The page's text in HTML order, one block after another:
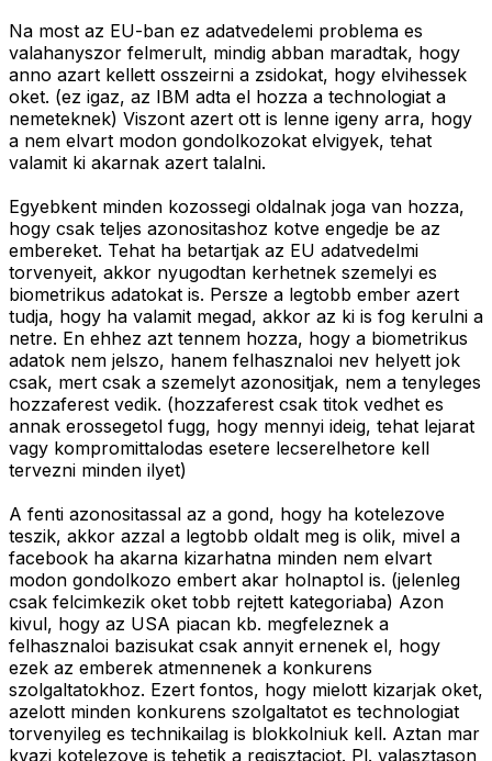
Na most az EU-ban ez adatvedelemi problema es
valahanyszor felmerult, mindig abban maradtak, hogy
anno azart kellett osszeirni a zsidokat, hogy elvihessek
oket. (ez igaz, az IBM adta el hozza a technologiat a
nemeteknek) Viszont azert ott is lenne igeny arra, hogy
a nem elvart modon gondolkozokat elvigyek, tehat
valamit ki akarnak azert talalni.
Egyebkent minden kozossegi oldalnak joga van hozza,
hogy csak teljes azonositashoz kotve engedje be az
embereket. Tehat ha betartjak az EU adatvedelmi
torvenyeit, akkor nyugodtan kerhetnek szemelyi es
biometrikus adatokat is. Persze a legtobb ember azert
tudja, hogy ha valamit megad, akkor az ki is fog kerulni a
netre. En ehhez azt tennem hozza, hogy a biometrikus
adatok nem jelszo, hanem felhasznaloi nev helyett jok
csak, mert csak a szemelyt azonositjak, nem a tenyleges
hozzaferest vedik. (hozzaferest csak titok vedhet es
annak erossegetol fugg, hogy mennyi ideig, tehat lejarat
vagy kompromittalodas esetere lecserelhetore kell
tervezni minden ilyet)
A fenti azonositassal az a gond, hogy ha kotelezove
teszik, akkor azzal a legtobb oldalt meg is olik, mivel a
facebook ha akarna kizarhatna minden nem elvart
modon gondolkozo embert akar holnaptol is. (jelenleg
csak felcimkezik oket tobb rejtett kategoriaba) Azon
kivul, hogy az USA piacan kb. megfeleznek a
felhasznaloi bazisukat csak annyit ernenek el, hogy
ezek az emberek atmennenek a konkurens
szolgaltatokhoz. Ezert fontos, hogy mielott kizarjak oket,
azelott minden konkurens szolgaltatot es technologiat
torvenyileg es technikailag is blokkolniuk kell. Aztan mar
kvazi kotelezove is tehetik a regisztaciot. Pl. valasztason